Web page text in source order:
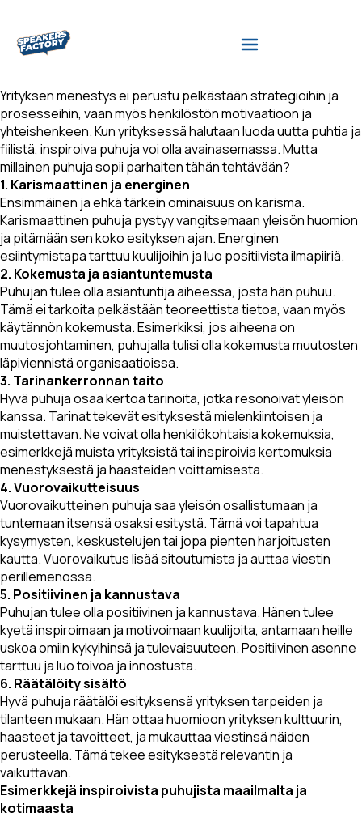
Yrityksen menestys ei perustu pelkästään strategioihin ja
prosesseihin, vaan myös henkilöstön motivaatioon ja
yhteishenkeen. Kun yrityksessä halutaan luoda uutta puhtia ja
fiilistä, inspiroiva puhuja voi olla avainasemassa. Mutta
millainen puhuja sopii parhaiten tähän tehtävään?
1. Karismaattinen ja energinen
Ensimmäinen ja ehkä tärkein ominaisuus on karisma.
Karismaattinen puhuja pystyy vangitsemaan yleisön huomion
ja pitämään sen koko esityksen ajan. Energinen
esiintymistapa tarttuu kuulijoihin ja luo positiivista ilmapiiriä.
2. Kokemusta ja asiantuntemusta
Puhujan tulee olla asiantuntija aiheessa, josta hän puhuu.
Tämä ei tarkoita pelkästään teoreettista tietoa, vaan myös
käytännön kokemusta. Esimerkiksi, jos aiheena on
muutosjohtaminen, puhujalla tulisi olla kokemusta muutosten
läpiviennistä organisaatioissa.
3. Tarinankerronnan taito
Hyvä puhuja osaa kertoa tarinoita, jotka resonoivat yleisön
kanssa. Tarinat tekevät esityksestä mielenkiintoisen ja
muistettavan. Ne voivat olla henkilökohtaisia kokemuksia,
esimerkkejä muista yrityksistä tai inspiroivia kertomuksia
menestyksestä ja haasteiden voittamisesta.
4. Vuorovaikutteisuus
Vuorovaikutteinen puhuja saa yleisön osallistumaan ja
tuntemaan itsensä osaksi esitystä. Tämä voi tapahtua
kysymysten, keskustelujen tai jopa pienten harjoitusten
kautta. Vuorovaikutus lisää sitoutumista ja auttaa viestin
perillemenossa.
5. Positiivinen ja kannustava
Puhujan tulee olla positiivinen ja kannustava. Hänen tulee
kyetä inspiroimaan ja motivoimaan kuulijoita, antamaan heille
uskoa omiin kykyihinsä ja tulevaisuuteen. Positiivinen asenne
tarttuu ja luo toivoa ja innostusta.
6. Räätälöity sisältö
Hyvä puhuja räätälöi esityksensä yrityksen tarpeiden ja
tilanteen mukaan. Hän ottaa huomioon yrityksen kulttuurin,
haasteet ja tavoitteet, ja mukauttaa viestinsä näiden
perusteella. Tämä tekee esityksestä relevantin ja
vaikuttavan.
Esimerkkejä inspiroivista puhujista maailmalta ja
kotimaasta